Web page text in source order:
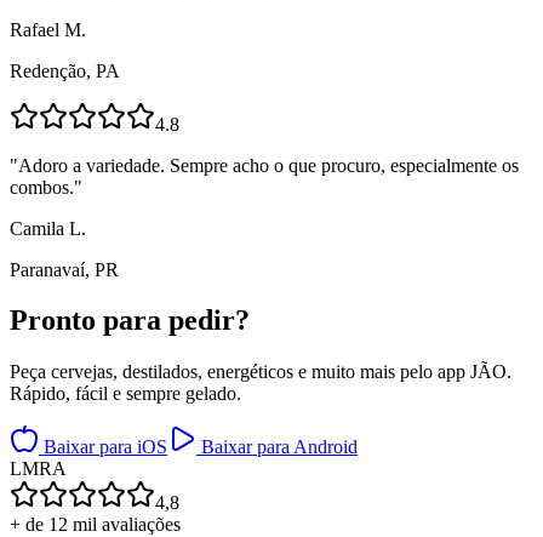
Rafael M.
Redenção, PA
4.8
"Adoro a variedade. Sempre acho o que procuro, especialmente os
combos."
Camila L.
Paranavaí, PR
Pronto para pedir?
Peça cervejas, destilados, energéticos e muito mais pelo app JÃO.
Rápido, fácil e sempre gelado.
Baixar para iOS
Baixar para Android
LMRA
4,8
+ de 12 mil avaliações